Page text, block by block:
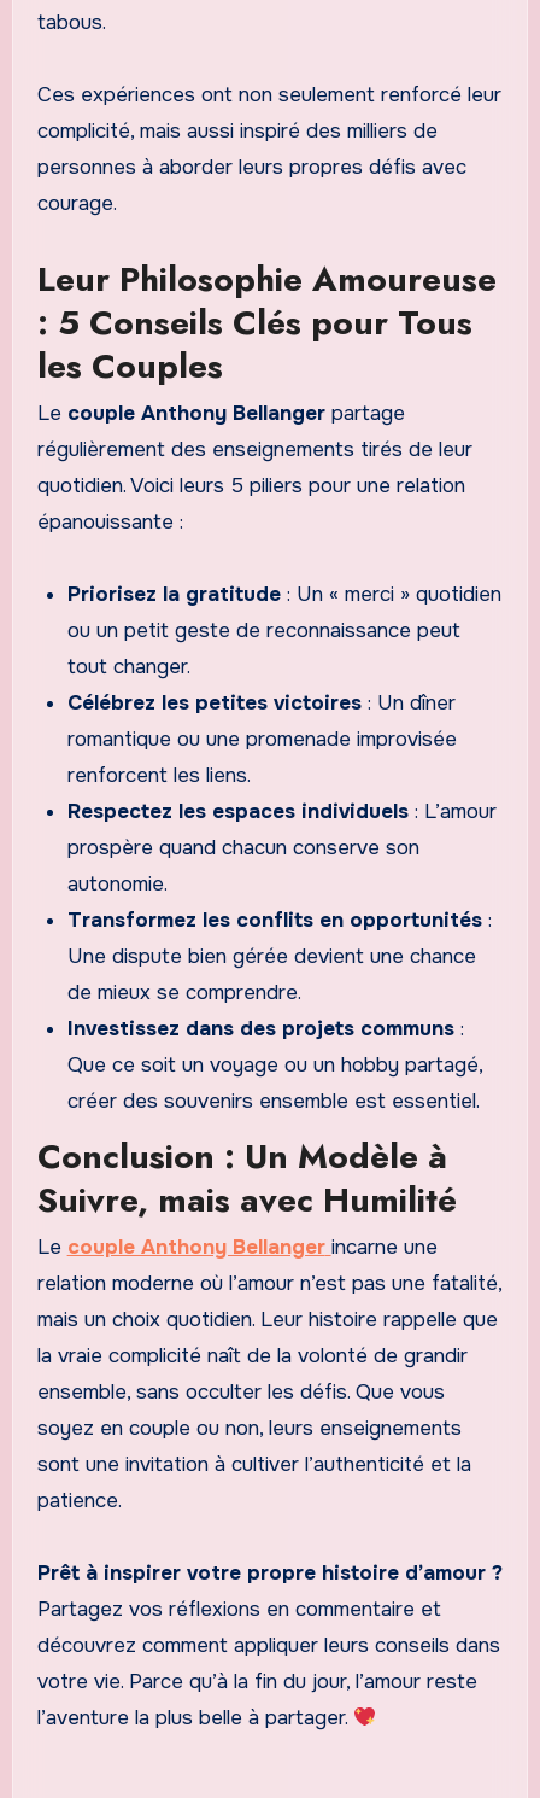
tabous.
Ces expériences ont non seulement renforcé leur
complicité, mais aussi inspiré des milliers de
personnes à aborder leurs propres défis avec
courage.
Leur Philosophie Amoureuse
: 5 Conseils Clés pour Tous
les Couples
Le couple Anthony Bellangerpartage
régulièrement des enseignements tirés de leur
quotidien. Voici leurs 5 piliers pour une relation
épanouissante :
Priorisez la gratitude : Un « merci » quotidien
ou un petit geste de reconnaissance peut
tout changer.
Célébrez les petites victoires : Un dîner
romantique ou une promenade improvisée
renforcent les liens.
Respectez les espaces individuels : L’amour
prospère quand chacun conserve son
autonomie.
Transformez les conflits en opportunités :
Une dispute bien gérée devient une chance
de mieux se comprendre.
Investissez dans des projets communs :
Que ce soit un voyage ou un hobby partagé,
créer des souvenirs ensemble est essentiel.
Conclusion : Un Modèle à
Suivre, mais avec Humilité
Le couple Anthony Bellanger incarne une
relation moderne où l’amour n’est pas une fatalité,
mais un choix quotidien. Leur histoire rappelle que
la vraie complicité naît de la volonté de grandir
ensemble, sans occulter les défis. Que vous
soyez en couple ou non, leurs enseignements
sont une invitation à cultiver l’authenticité et la
patience.
Prêt à inspirer votre propre histoire d’amour ?
Partagez vos réflexions en commentaire et
découvrez comment appliquer leurs conseils dans
votre vie. Parce qu’à la fin du jour, l’amour reste
l’aventure la plus belle à partager.